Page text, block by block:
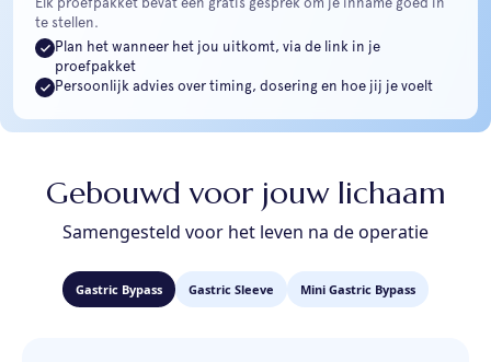
te stellen.
Plan het wanneer het jou uitkomt, via de link in je
proefpakket
Persoonlijk advies over timing, dosering en hoe jij je voelt
Gebouwd voor jouw lichaam
Samengesteld voor het leven na de operatie
Gastric Bypass Gastric Sleeve Mini Gastric Bypass